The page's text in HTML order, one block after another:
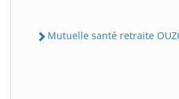
Mutuelle santé retraite